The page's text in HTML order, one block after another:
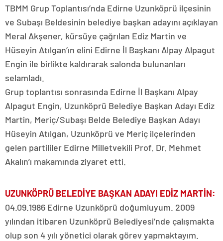
TBMM Grup Toplantısı’nda Edirne Uzunköprü ilçesinin
ve Subaşı Beldesinin belediye başkan adayını açıklayan
Meral Akşener, kürsüye çağrılan Ediz Martin ve
Hüseyin Atılgan’ın elini Edirne İl Başkanı Alpay Alpagut
Engin ile birlikte kaldırarak salonda bulunanları
selamladı.
Grup toplantısı sonrasında Edirne İl Başkanı Alpay
Alpagut Engin, Uzunköprü Belediye Başkan Adayı Ediz
Martin, Meriç/Subaşı Belde Belediye Başkan Adayı
Hüseyin Atılgan, Uzunköprü ve Meriç ilçelerinden
gelen partililer Edirne Milletvekili Prof. Dr. Mehmet
Akalın’ı makamında ziyaret etti.
UZUNKÖPRÜ BELEDİYE BAŞKAN ADAYI EDİZ MARTİN:
04.09.1986 Edirne Uzunköprü doğumluyum. 2009
yılından itibaren Uzunköprü Belediyesi’nde çalışmakta
olup son 4 yılı yönetici olarak görev yapmaktayım.